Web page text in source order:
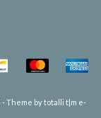
-Theme by totalli t|m e-